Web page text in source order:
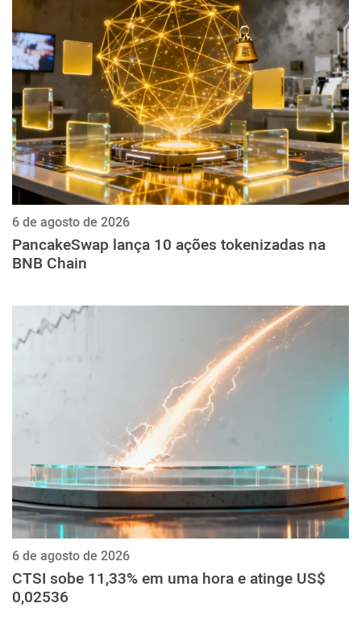
ქართული
polski
vietnamese
6 de agosto de 2026
PancakeSwap lança 10 ações tokenizadas na
BNB Chain
6 de agosto de 2026
CTSI sobe 11,33% em uma hora e atinge US$
0,02536